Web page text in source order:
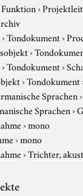
›
›Tondokument›
›
›Tondokument›
›Tondokument
Sprachen
Sprachen›
›mono
›mono
›Trichter,